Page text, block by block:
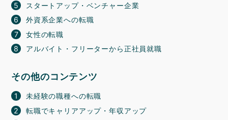
スタートアップ・ベンチャー企業
外資系企業への転職
女性の転職
アルバイト・フリーターから正社員就職
その他のコンテンツ
未経験の職種への転職
転職でキャリアアップ・年収アップ